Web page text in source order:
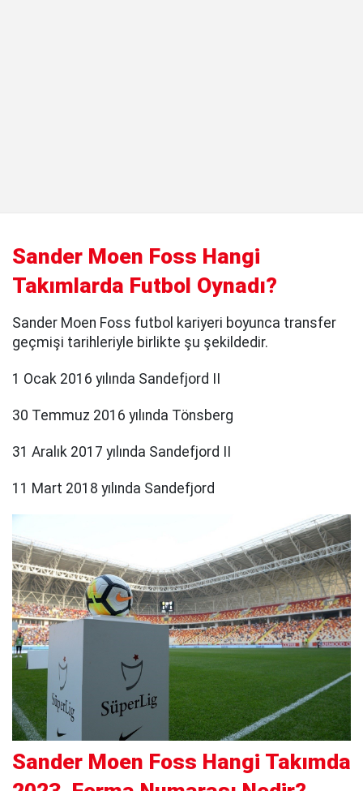
Sander Moen Foss Hangi
Takımlarda Futbol Oynadı?
Sander Moen Foss futbol kariyeri boyunca transfer
geçmişi tarihleriyle birlikte şu şekildedir.
1 Ocak 2016 yılında Sandefjord II
30 Temmuz 2016 yılında Tönsberg
31 Aralık 2017 yılında Sandefjord II
11 Mart 2018 yılında Sandefjord
Sander Moen Foss Hangi Takımda